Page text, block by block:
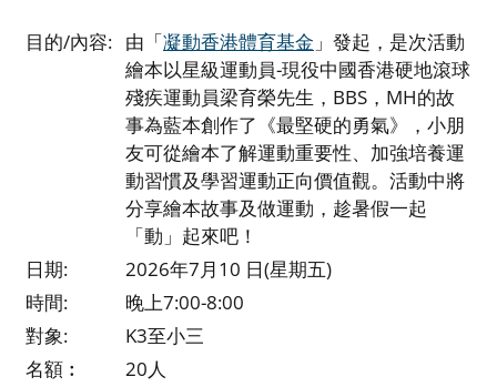
目的/內容: 由「凝動香港體育基金 」發起，是次活動
繪本以星級運動員-現役中國香港硬地滾球
殘疾運動員梁育榮先生，BBS，MH的故
事為藍本創作了《最堅硬的勇氣》，小朋
友可從繪本了解運動重要性、加強培養運
動習慣及學習運動正向價值觀。活動中將
分享繪本故事及做運動，趁暑假一起
「動」起來吧！
日期:
2026年7月10 日(星期五)
時間:
晚上7:00-8:00
對象:
K3至小三
名額︰
20人